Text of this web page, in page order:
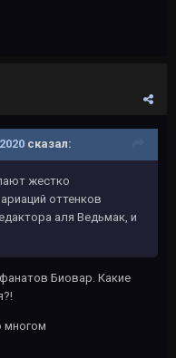
сказал:
жестко
оттенков
аля Ведьмак, и
Биовар. Какие
многом